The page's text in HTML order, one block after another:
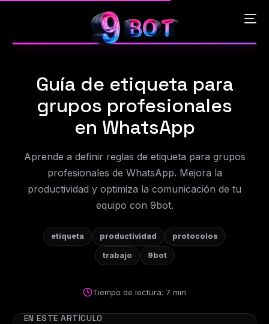
Guía de etiqueta para
grupos profesionales
en WhatsApp
Aprende a definir reglas de etiqueta para grupos
profesionales de WhatsApp. Mejora la
productividad y optimiza la comunicación de tu
equipo con 9bot.
etiqueta productividad protocolos
trabajo 9bot
Tiempo de lectura: 7 min
EN ESTE ARTÍCULO
English
Português
Español
中文 (中国)